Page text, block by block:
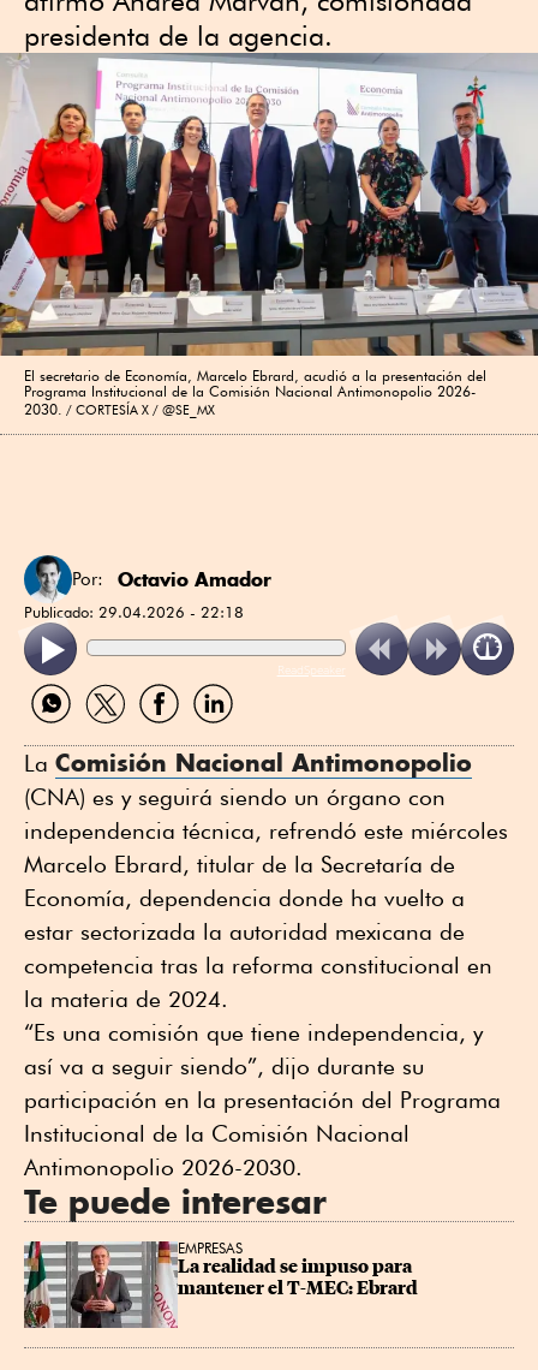
presidenta de la agencia.
El secretario de Economía, Marcelo Ebrard, acudió a la presentación del
Programa Institucional de la Comisión Nacional Antimonopolio 2026-
2030.
CORTESÍA X / @SE_MX
Por: Octavio Amador
Publicado: 29.04.2026 - 22:18
ReadSpeaker
Compartir
por
Compartir
por
Compartir
por
Compartir
por
La Comisión Nacional Antimonopolio
(CNA) es y seguirá siendo un órgano con
independencia técnica, refrendó este miércoles
Marcelo Ebrard, titular de la Secretaría de
Economía, dependencia donde ha vuelto a
estar sectorizada la autoridad mexicana de
competencia tras la reforma constitucional en
la materia de 2024.
“Es una comisión que tiene independencia, y
así va a seguir siendo”, dijo durante su
participación en la presentación del Programa
Institucional de la Comisión Nacional
Antimonopolio 2026-2030.
Te puede interesar
EMPRESAS
La realidad se impuso para
mantener el T-MEC: Ebrard